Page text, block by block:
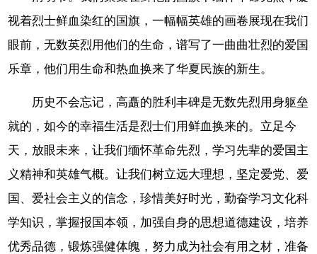
视着烈士鲜血染红的国旗，一幅幅英雄的画卷展现在我们
眼前，无数英烈用他们的生命，谱写了一曲曲壮烈的爱国
乐章，他们用生命和热血换来了华夏民族的新生。
历史不会忘记，高矗的胜利丰碑是无数先烈用身躯垒
就的，如今的幸福生活是烈士们用鲜血换来的。立足今
天，放眼未来，让我们缅怀革命先烈，学习先辈的爱国主
义精神和英雄气概。让我们树立远大理想，坚定爱党、爱
国、爱社会主义的信念，珍惜美好时光，勤奋学习文化科
学知识，掌握报国本领，加强自身的思想道德建设，培养
优秀品德，锻炼强健体魄，努力成为社会有用之材，准备